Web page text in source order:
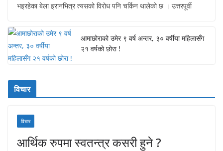
भइरहेका बेला इरानभित्र त्यसको विरोध पनि चर्किन थालेको छ । उत्तरपूर्वी
आमाछोराको उमेर ९ वर्ष अन्तर, ३० वर्षीया महिलासँग
२१ वर्षको छोरा !
विचार
विचार
आर्थिक रुपमा स्वतन्त्र कसरी हुने ?